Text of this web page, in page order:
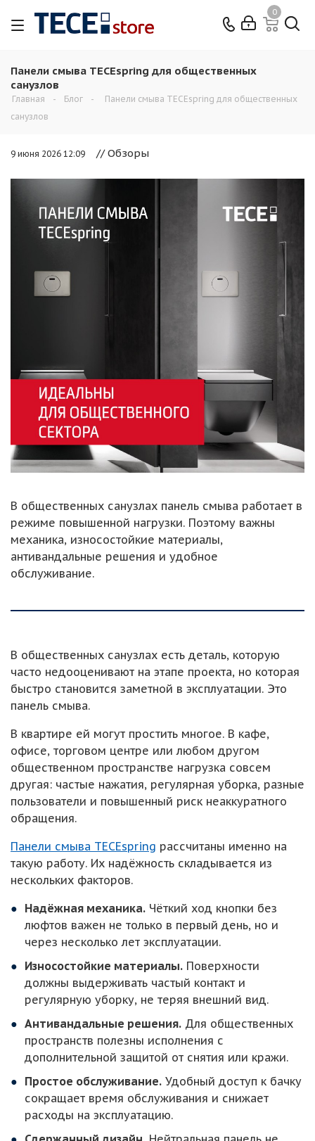
0
Панели смыва TECEspring для общественных
санузлов
Главная - Блог -
Панели смыва TECEspring для общественных
санузлов
9 июня 2026 12:09 // Обзоры
В общественных санузлах панель смыва работает в
режиме повышенной нагрузки. Поэтому важны
механика, износостойкие материалы,
антивандальные решения и удобное
обслуживание.
В общественных санузлах есть деталь, которую
часто недооценивают на этапе проекта, но которая
быстро становится заметной в эксплуатации. Это
панель смыва.
В квартире ей могут простить многое. В кафе,
офисе, торговом центре или любом другом
общественном пространстве нагрузка совсем
другая: частые нажатия, регулярная уборка, разные
пользователи и повышенный риск неаккуратного
обращения.
Панели смыва TECEspring рассчитаны именно на
такую работу. Их надёжность складывается из
нескольких факторов.
Надёжная механика. Чёткий ход кнопки без
люфтов важен не только в первый день, но и
через несколько лет эксплуатации.
Износостойкие материалы. Поверхности
должны выдерживать частый контакт и
регулярную уборку, не теряя внешний вид.
Антивандальные решения. Для общественных
пространств полезны исполнения с
дополнительной защитой от снятия или кражи.
Простое обслуживание. Удобный доступ к бачку
сокращает время обслуживания и снижает
расходы на эксплуатацию.